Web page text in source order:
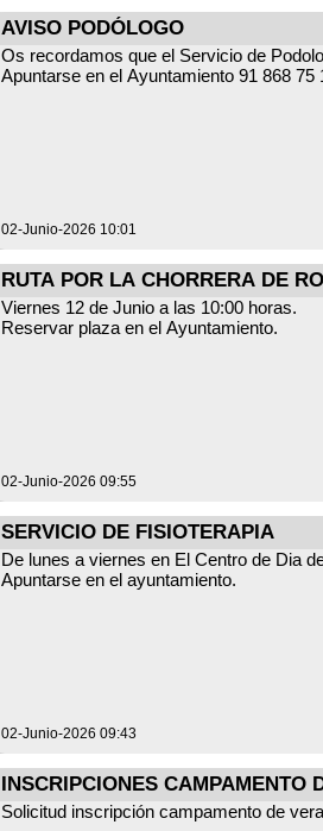
AVISO PODÓLOGO
Os recordamos que el Servicio de
Apuntarse en el Ayuntamiento 91 868 75
02-Junio-2026 10:01
RUTA POR LA CHORRERA DE
Viernes 12 de Junio a las 10:00 horas.
Reservar plaza en el Ayuntamiento.
02-Junio-2026 09:55
SERVICIO DE FISIOTERAPIA
De lunes a viernes en El Centro de Dia
Apuntarse en el ayuntamiento.
02-Junio-2026 09:43
INSCRIPCIONES CAMPAMENTO
Solicitud inscripción campamento de